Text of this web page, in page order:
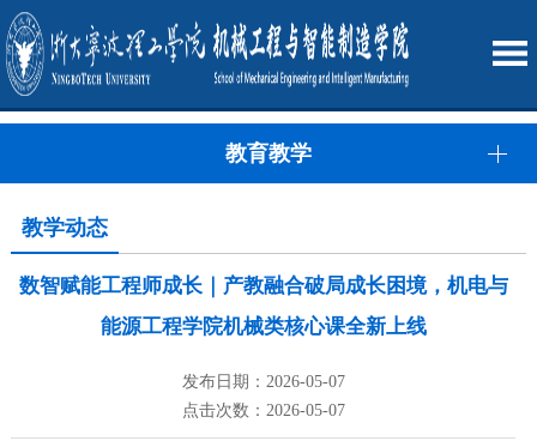
教育教学
教学动态
数智赋能工程师成长｜产教融合破局成长困境，机电与
能源工程学院机械类核心课全新上线
发布日期：2026-05-07
点击次数：2026-05-07